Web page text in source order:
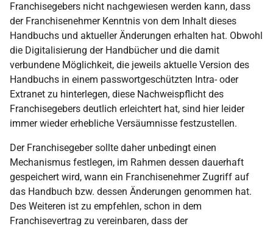
Franchisegebers nicht nachgewiesen werden kann, dass
der Franchisenehmer Kenntnis von dem Inhalt dieses
Handbuchs und aktueller Änderungen erhalten hat. Obwohl
die Digitalisierung der Handbücher und die damit
verbundene Möglichkeit, die jeweils aktuelle Version des
Handbuchs in einem passwortgeschützten Intra- oder
Extranet zu hinterlegen, diese Nachweispflicht des
Franchisegebers deutlich erleichtert hat, sind hier leider
immer wieder erhebliche Versäumnisse festzustellen.
Der Franchisegeber sollte daher unbedingt einen
Mechanismus festlegen, im Rahmen dessen dauerhaft
gespeichert wird, wann ein Franchisenehmer Zugriff auf
das Handbuch bzw. dessen Änderungen genommen hat.
Des Weiteren ist zu empfehlen, schon in dem
Franchisevertrag zu vereinbaren, dass der